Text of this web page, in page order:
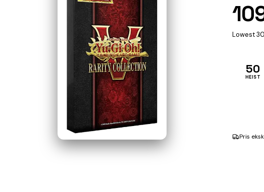
Lowest
50
HEIST
Pris